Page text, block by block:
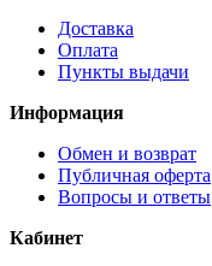
Доставка
Оплата
Пункты выдачи
Информация
Обмен и возврат
Публичная оферта
Вопросы и ответы
Кабинет